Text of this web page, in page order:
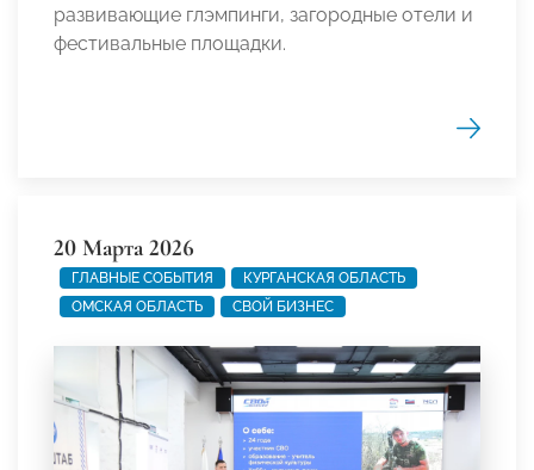
развивающие глэмпинги, загородные отели и
фестивальные площадки.
20 Марта 2026
ГЛАВНЫЕ СОБЫТИЯ
КУРГАНСКАЯ ОБЛАСТЬ
ОМСКАЯ ОБЛАСТЬ
СВОЙ БИЗНЕС